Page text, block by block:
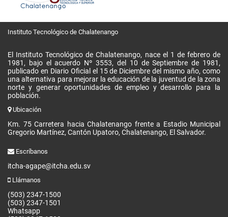
Instituto Tecnológico de Chalatenango
El Instituto Tecnológico de Chalatenango, nace el 1 de febrero de
1981, bajo el acuerdo Nº 3553, del 10 de Septiembre de 1981,
publicado en Diario Oficial el 15 de Diciembre del mismo año, como
una alternativa para mejorar la educación de la juventud de la zona
norte y generar oportunidades de empleo y desarrollo para la
población.
Ubicación
Km. 75 Carretera hacia Chalatenango frente a Estadio Municipal
Gregorio Martínez, Cantón Upatoro, Chalatenango, El Salvador.
Escríbanos
itcha-agape@itcha.edu.sv
Llámanos
(503) 2347-1500
(503) 2347-1501
Whatsapp